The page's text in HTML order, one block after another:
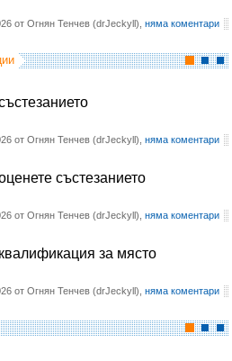
от Огнян Тенчев (drJeckyll), няма коментари
от Огнян Тенчев (drJeckyll), няма коментари
състезанието
от Огнян Тенчев (drJeckyll), няма коментари
за място
от Огнян Тенчев (drJeckyll), няма коментари